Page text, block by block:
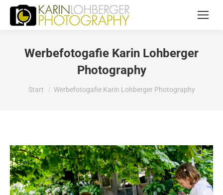
Werbefotogafie Karin Lohberger
Photography
Sie befinden sich hier:
Start Werbefotogafie Karin Lohberger Photography